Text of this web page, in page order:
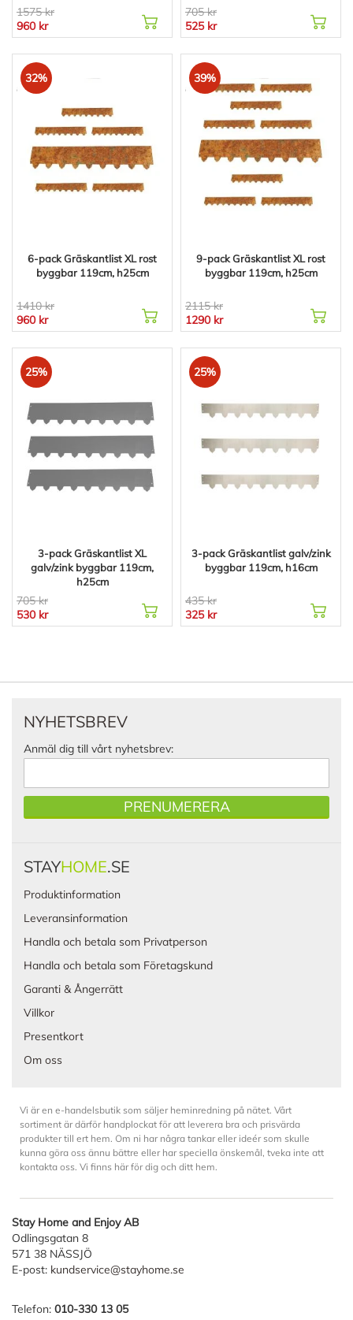
1575 kr
960 kr
705 kr
525 kr
32%
6-pack Gräskantlist XL rost
byggbar 119cm, h25cm
1410 kr
960 kr
39%
9-pack Gräskantlist XL rost
byggbar 119cm, h25cm
2115 kr
1290 kr
25%
3-pack Gräskantlist XL
galv/zink byggbar 119cm,
h25cm
705 kr
530 kr
25%
3-pack Gräskantlist galv/zink
byggbar 119cm, h16cm
435 kr
325 kr
NYHETSBREV
Anmäl dig till vårt nyhetsbrev:
PRENUMERERA
STAYHOME.SE
Produktinformation
Leveransinformation
Handla och betala som Privatperson
Handla och betala som Företagskund
Garanti & Ångerrätt
Villkor
Presentkort
Om oss
Vi är en e-handelsbutik som säljer heminredning på nätet. Vårt
sortiment är därför handplockat för att leverera bra och prisvärda
produkter till ert hem. Om ni har några tankar eller ideér som skulle
kunna göra oss ännu bättre eller har speciella önskemål, tveka inte att
kontakta oss. Vi finns här för dig och ditt hem.
Stay Home and Enjoy AB
Odlingsgatan 8
571 38 NÄSSJÖ
E-post: kundservice@stayhome.se
Telefon: 010-330 13 05